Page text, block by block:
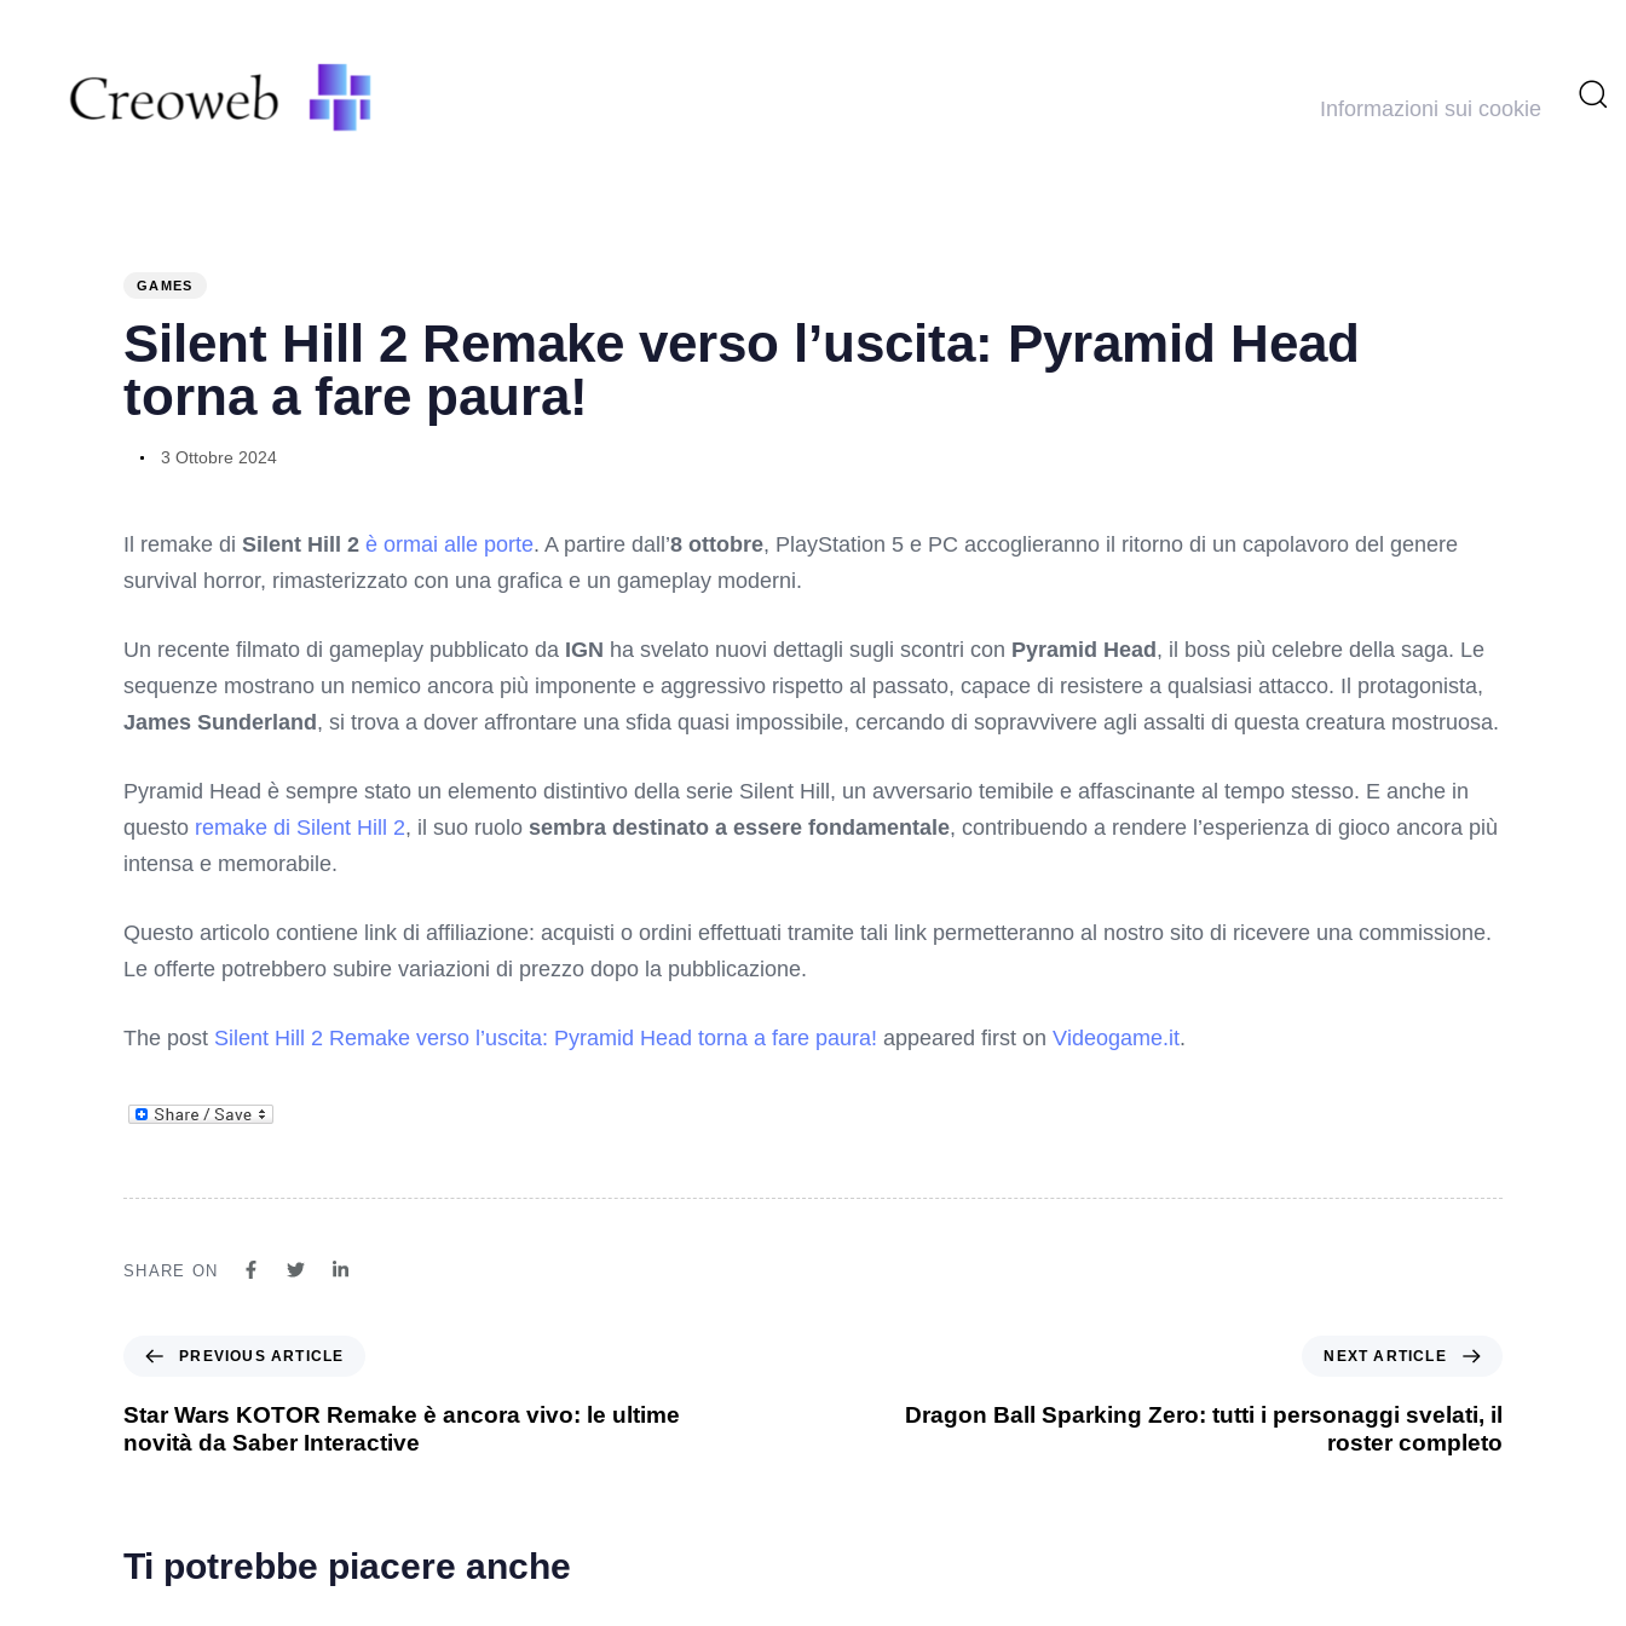
Informazioni sui cookie
GAMES
Silent Hill 2 Remake verso l’uscita: Pyramid Head
torna a fare paura!
3 Ottobre 2024
Il remake di Silent Hill 2 è ormai alle porte. A partire dall’8 ottobre, PlayStation 5 e PC accoglieranno il ritorno di un capolavoro del genere
survival horror, rimasterizzato con una grafica e un gameplay moderni.
Un recente filmato di gameplay pubblicato da IGN ha svelato nuovi dettagli sugli scontri con Pyramid Head , il boss più celebre della saga. Le
sequenze mostrano un nemico ancora più imponente e aggressivo rispetto al passato, capace di resistere a qualsiasi attacco. Il protagonista,
James Sunderland , si trova a dover affrontare una sfida quasi impossibile, cercando di sopravvivere agli assalti di questa creatura mostruosa.
Pyramid Head è sempre stato un elemento distintivo della serie Silent Hill, un avversario temibile e affascinante al tempo stesso. E anche in
questo remake di Silent Hill 2, il suo ruolo sembra destinato a essere fondamentale, contribuendo a rendere l’esperienza di gioco ancora più
intensa e memorabile.
Questo articolo contiene link di affiliazione: acquisti o ordini effettuati tramite tali link permetteranno al nostro sito di ricevere una commissione.
Le offerte potrebbero subire variazioni di prezzo dopo la pubblicazione.
The post Silent Hill 2 Remake verso l’uscita: Pyramid Head torna a fare paura! appeared first on Videogame.it.
SHARE ON
PREVIOUS ARTICLE
Star Wars KOTOR Remake è ancora vivo: le ultime
novità da Saber Interactive
NEXT ARTICLE
Dragon Ball Sparking Zero: tutti i personaggi svelati, il
roster completo
Ti potrebbe piacere anche